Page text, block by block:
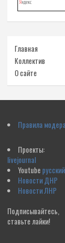
Главная
Коллектив
О сайте
Правила
Проекты:
livejournal
Youtube русский
Новости ДНР
Новости ЛНР
Подписывайтесь,
ставьте лайки!